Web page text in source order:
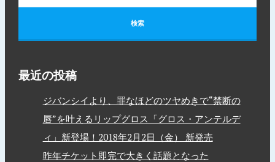
最近の投稿
ジバンシイより、罪なほどのツヤめきで“禁断の
唇”を叶えるリップグロス「グロス・アンテルデ
ィ」新登場！2018年2月2日（金） 新発売
昨年チケット即完で大きく話題となった